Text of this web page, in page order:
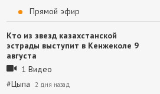
Прямой эфир
Кто из звезд казахстанской
эстрады выступит в Кенжеколе 9
августа
1 Видео
#Цыпа 2 дня назад